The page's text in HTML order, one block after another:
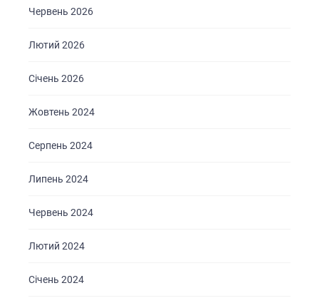
Червень 2026
Лютий 2026
Січень 2026
Жовтень 2024
Серпень 2024
Липень 2024
Червень 2024
Лютий 2024
Січень 2024